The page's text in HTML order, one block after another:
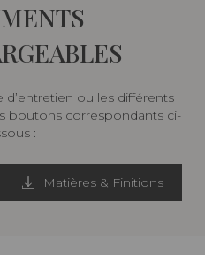
ou les différents
boutons correspondants ci-
:
Matières & Finitions